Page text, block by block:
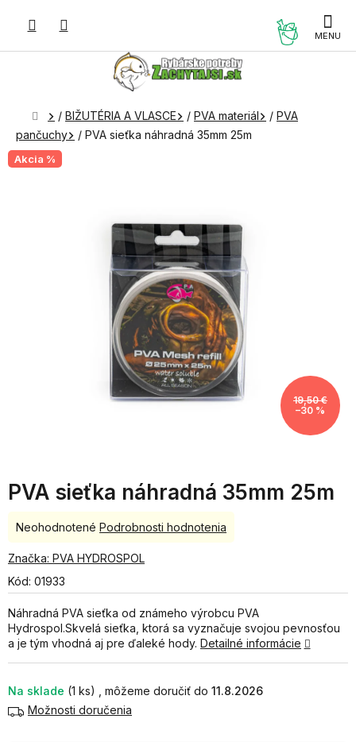
Domov
/ BIŽUTÉRIA A VLASCE / PVA materiál / PVA
pančuchy
/ PVA sieťka náhradná 35mm 25m
Akcia %
19,50 €
–30 %
PVA sieťka náhradná 35mm 25m
Kód: 01933
Na sklade (1 ks)
11.8.2026
Možnosti doručenia
Náhradná PVA sieťka od známeho výrobcu PVA
Hydrospol.Skvelá sieťka, ktorá sa vyznačuje svojou pevnosťou
a je tým vhodná aj pre ďaleké hody. Detailné informácie
Priemerné
produktu
0,0
5
hviezdičiek.
Neohodnotené Podrobnosti hodnotenia
Značka: PVA HYDROSPOL